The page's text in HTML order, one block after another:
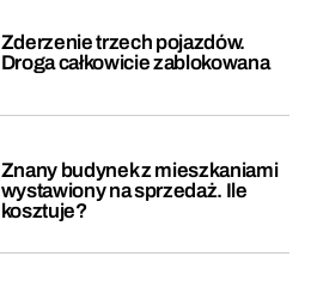
Zderzenie trzech pojazdów.
Droga całkowicie zablokowana
Znany budynek z mieszkaniami
wystawiony na sprzedaż. Ile
kosztuje?